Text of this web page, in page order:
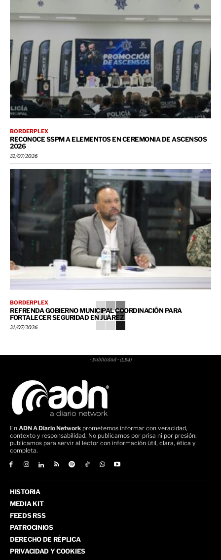
BORDERPLEX
RECONOCE SSPM A ELEMENTOS EN CEREMONIA DE ASCENSOS
2026
31/07/2026
BORDERPLEX
REFRENDA GOBIERNO MUNICIPAL COORDINACIÓN PARA
FORTALECER SEGURIDAD EN JUÁREZ
31/07/2026
- Publicidad - (LB4)
En ADN A Diario Network prometemos informar con veracidad,
contexto y responsabilidad. No publicamos por prisa ni por presión:
publicamos para servir al lector con información útil, clara, ética y
completa.
HISTORIA
MEDIA KIT
FEEDS RSS
PATROCINIOS
DERECHO DE RÉPLICA
PRIVACIDAD Y COOKIES